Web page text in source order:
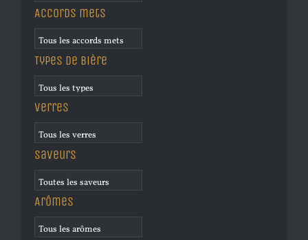
Accords mets
Types de bière
Verres
Saveurs
Arômes